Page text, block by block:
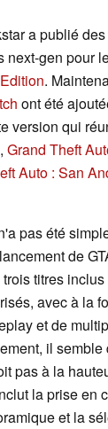
a publié
next-gen pour
.
ont été
version qui
Grand Theft
Auto : San
pas été
de
titres
avec à la
et de
il semble
pas à la
la prise en
et la